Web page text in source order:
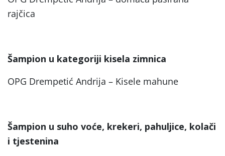
rajčica
Šampion u kategoriji kisela zimnica
OPG Drempetić Andrija – Kisele mahune
Šampion u suho voće, krekeri, pahuljice, kolači
i tjestenina